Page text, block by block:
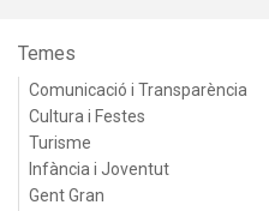
Temes
Comunicació i Transparència
Cultura i Festes
Turisme
Infància i Joventut
Gent Gran